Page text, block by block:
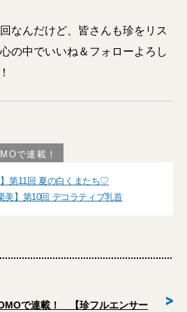
なんだけど、皆さんも珍をリス
の中でいいね＆フォローよろし
で連載！
】第11回 夏の白くまたち♡
美】第10回 デコラティブ乳首
で連載！ 【珍フルエンサー
>